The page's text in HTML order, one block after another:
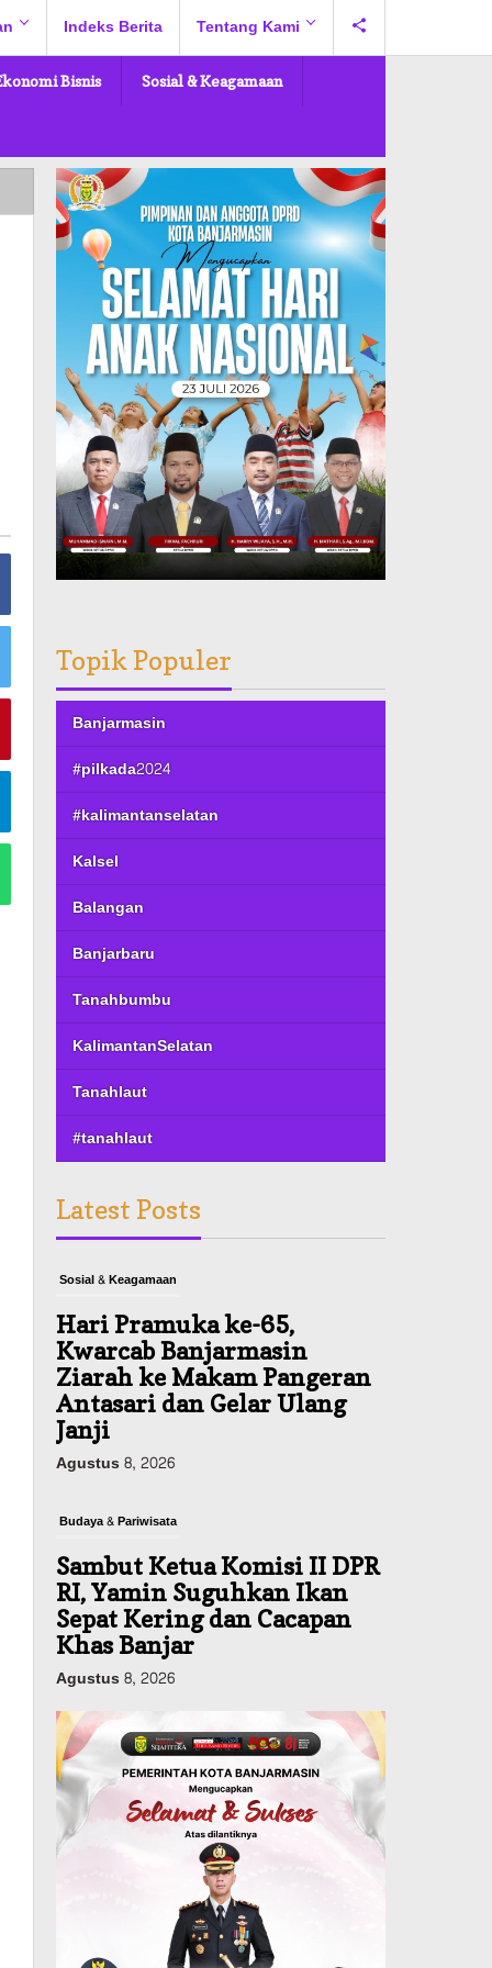
Indeks Berita Tentang Kami
Bisnis Sosial & Keagamaan
Topik Populer
Banjarmasin
#pilkada2024
#kalimantanselatan
Kalsel
Balangan
Banjarbaru
Tanahbumbu
KalimantanSelatan
Tanahlaut
#tanahlaut
Latest Posts
Sosial & Keagamaan
Hari Pramuka ke-65,
Kwarcab Banjarmasin
Ziarah ke Makam Pangeran
Antasari dan Gelar Ulang
Janji
Agustus 8, 2026
Budaya & Pariwisata
Sambut Ketua Komisi II DPR
RI, Yamin Suguhkan Ikan
Sepat Kering dan Cacapan
Khas Banjar
Agustus 8, 2026
Pemerintahan Sosial & Keagamaan
Banjarmasin Pilot Project
Perlinsos Digital, Target 30
Persen IKD Masih Jauh,
Komisi II DPR Turun
Agustus 7, 2026